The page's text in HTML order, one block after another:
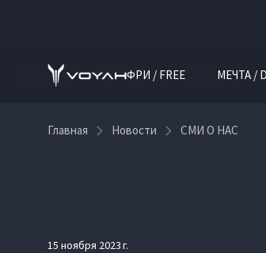
ФРИ / FREE МЕЧТА /
Главная Новости СМИ О НАС
15 ноября 2023 г.